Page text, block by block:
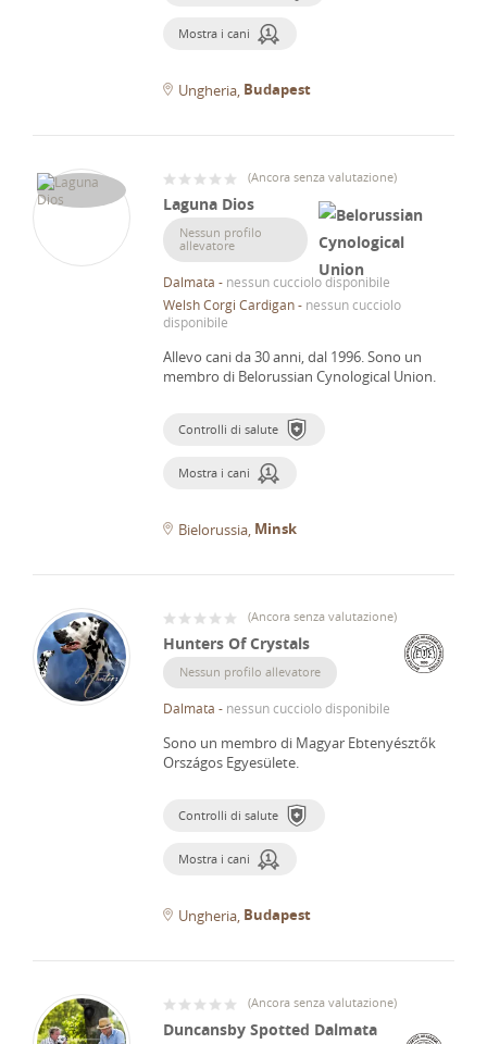
Mostra i cani
Ungheria Budapest
(Ancora senza valutazione)
Laguna Dios
Nessun profilo
allevatore
Dalmata - nessun cucciolo disponibile
Welsh Corgi Cardigan- nessun cucciolo
disponibile
Allevo cani da 30 anni, dal 1996.Sono un
membro di Belorussian Cynological Union.
Controlli di salute
Mostra i cani
Bielorussia Minsk
(Ancora senza valutazione)
Hunters Of Crystals
Nessun profilo allevatore
Dalmata - nessun cucciolo disponibile
Sono un membro di Magyar Ebtenyésztők
Országos Egyesülete.
Controlli di salute
Mostra i cani
Ungheria Budapest
(Ancora senza valutazione)
Duncansby Spotted Dalmata